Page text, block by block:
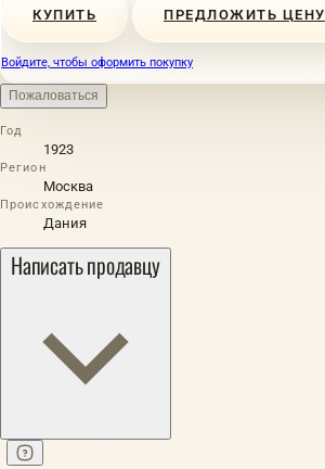
КУПИТЬ ПРЕДЛОЖИТЬ ЦЕНУ
Войдите, чтобы оформить покупку
Пожаловаться
Год
1923
Регион
Москва
Происхождение
Дания
Написать продавцу